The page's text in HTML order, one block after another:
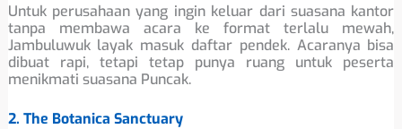
Untuk perusahaan yang ingin keluar dari suasana kantor
tanpa membawa acara ke format terlalu mewah,
Jambuluwuk layak masuk daftar pendek. Acaranya bisa
dibuat rapi, tetapi tetap punya ruang untuk peserta
menikmati suasana Puncak.
2. The Botanica Sanctuary